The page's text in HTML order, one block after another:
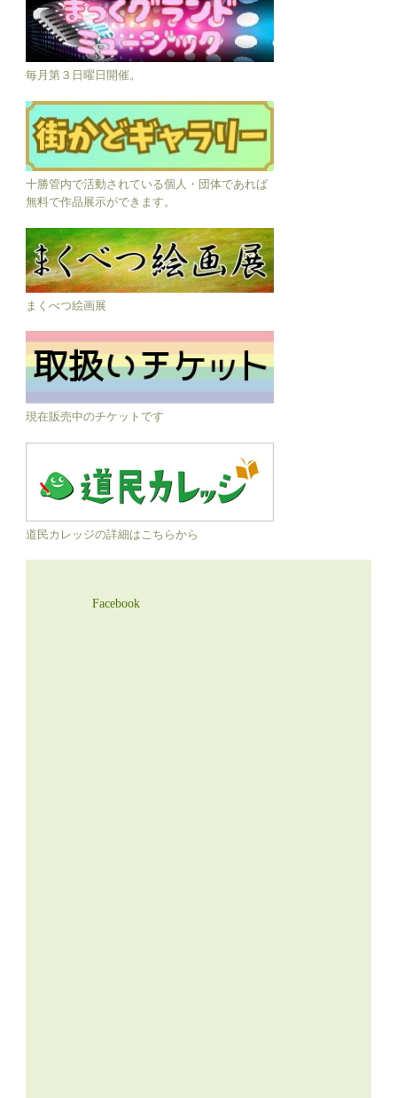
毎月第３日曜日開催。
十勝管内で活動されている個人・団体であれば
無料で作品展示ができます。
まくべつ絵画展
現在販売中のチケットです
道民カレッジの詳細はこちらから
Facebook